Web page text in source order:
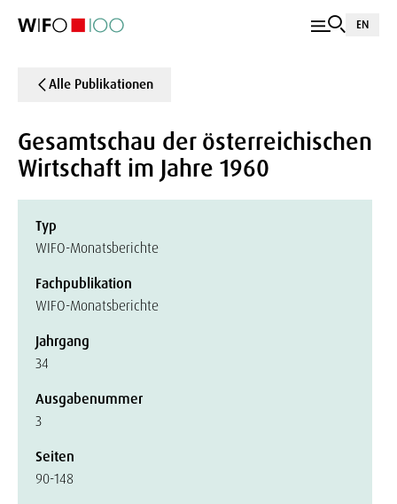
EN
Alle Publikationen
Gesamtschau der österreichischen
Wirtschaft im Jahre 1960
Typ
WIFO-Monatsberichte
Fachpublikation
WIFO-Monatsberichte
Jahrgang
34
Ausgabenummer
3
Seiten
90-148